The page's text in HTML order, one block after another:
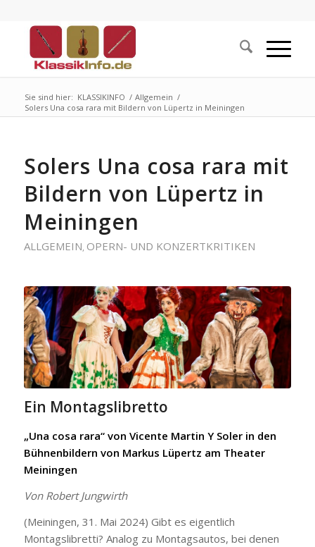
Sie sind hier: KLASSIKINFO / Allgemein /
Solers Una cosa rara mit Bildern von Lüpertz in Meiningen
Solers Una cosa rara mit
Bildern von Lüpertz in
Meiningen
ALLGEMEIN, OPERN- UND KONZERTKRITIKEN
Ein Montagslibretto
„Una cosa rara“ von Vicente Martin Y Soler in den
Bühnenbildern von Markus Lüpertz am Theater
Meiningen
Von Robert Jungwirth
(Meiningen, 31. Mai 2024) Gibt es eigentlich
Montagslibretti? Analog zu Montagsautos, bei denen